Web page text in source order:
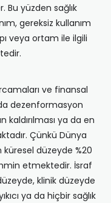
Bu yüzden sağlık
gereksiz kullanım
veya ortam ile ilgili
ve finansal
dezenformasyon
ya da en
Çünkü Dünya
küresel düzeyde %20
etmektedir. İsraf
klinik düzeyde
ya da hiçbir sağlık